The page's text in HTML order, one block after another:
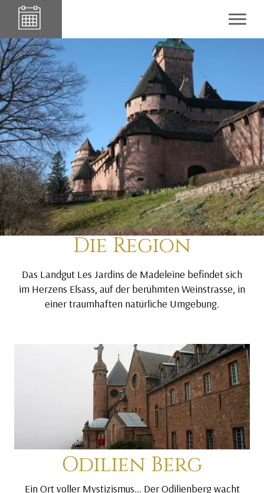
Die Region
Das Landgut Les Jardins de Madeleine befindet sich
im Herzens Elsass, auf der berühmten Weinstrasse, in
einer traumhaften natürliche Umgebung.
Odilien Berg
Ein Ort voller Mystizismus... Der Odilienberg wacht